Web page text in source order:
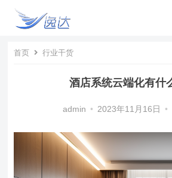
首页 行业干货
酒店系统云端化有什
admin • 2023年11月16日 •